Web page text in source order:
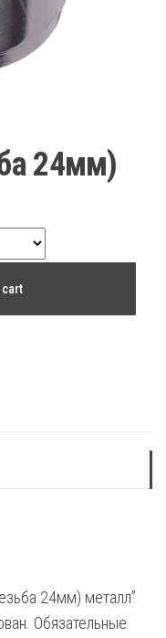
24мм)
cart
24мм) металл”
Обязательные